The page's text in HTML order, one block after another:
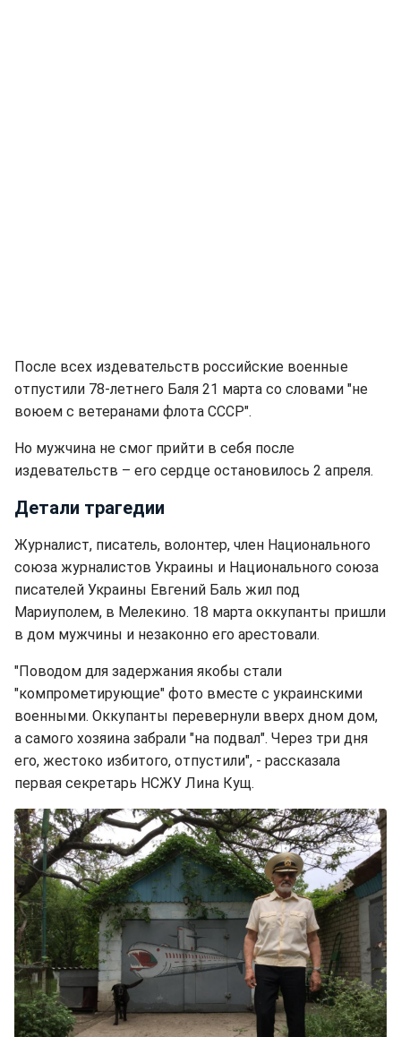
После всех издевательств российские военные
отпустили 78-летнего Баля 21 марта со словами "не
воюем с ветеранами флота СССР".
Но мужчина не смог прийти в себя после
издевательств – его сердце остановилось 2 апреля.
Детали трагедии
Журналист, писатель, волонтер, член Национального
союза журналистов Украины и Национального союза
писателей Украины Евгений Баль жил под
Мариуполем, в Мелекино. 18 марта оккупанты пришли
в дом мужчины и незаконно его арестовали.
"Поводом для задержания якобы стали
"компрометирующие" фото вместе с украинскими
военными. Оккупанты перевернули вверх дном дом,
а самого хозяина забрали "на подвал". Через три дня
его, жестоко избитого, отпустили", - рассказала
первая секретарь НСЖУ Лина Кущ.